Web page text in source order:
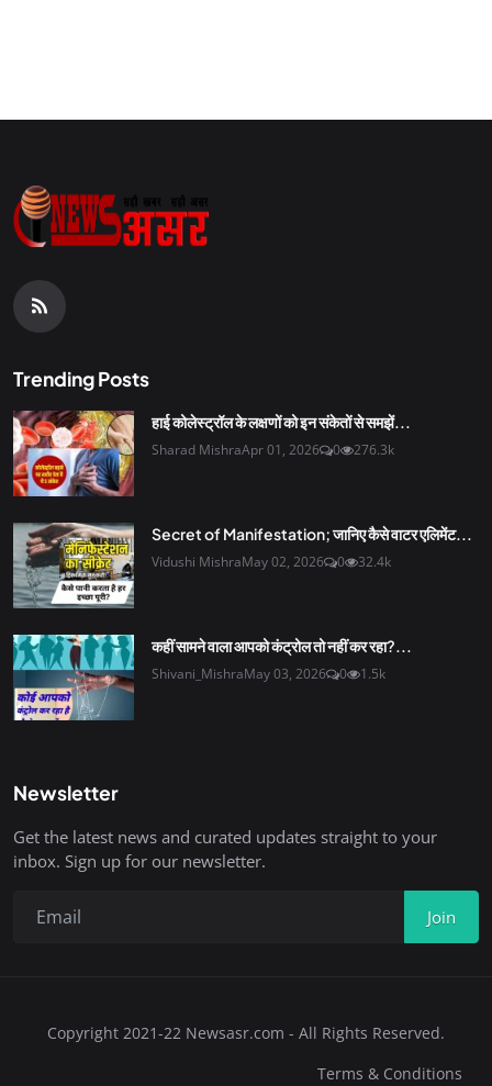
Trending Posts
हाई कोलेस्ट्रॉल के लक्षणों को इन संकेतों से समझें...
Sharad MishraApr 01, 2026 0 276.3k
Secret of Manifestation; जानिए कैसे वाटर एलिमेंट...
Vidushi MishraMay 02, 2026 0 32.4k
कहीं सामने वाला आपको कंट्रोल तो नहीं कर रहा?...
Shivani_MishraMay 03, 2026 0 1.5k
Newsletter
Get the latest news and curated updates straight to your
inbox. Sign up for our newsletter.
Join
Copyright 2021-22 Newsasr.com - All Rights Reserved.
Terms & Conditions